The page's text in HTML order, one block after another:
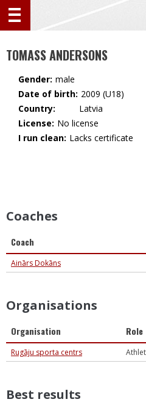
TOMASS ANDERSONS
Gender: male
Date of birth: 2009 (U18)
Country:
🇱🇻 Latvia
License: No license
I run clean: Lacks certificate
Coaches
Coach
Ainārs Dokāns
Organisations
Organisation Role
Rugāju sporta centrs
Best results